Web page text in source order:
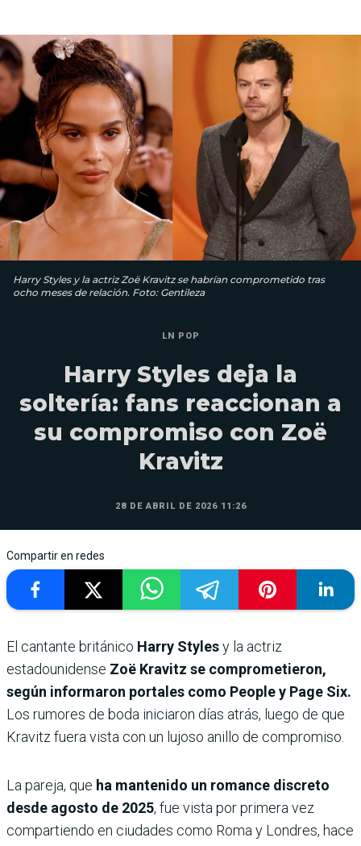
Harry Styles y la actriz Zoë Kravitz se habrían comprometido tras
ocho meses de relación. Foto: Gentileza
LN POP
Harry Styles deja la
soltería: fans reaccionan a
su compromiso con Zoë
Kravitz
28 DE ABRIL DE 2026 11:26
Compartir en redes
El cantante británico Harry Stylesy la actriz
estadounidense Zoë Kravitz se comprometieron,
según informaron portales como People y Page Six.
Los rumores de boda iniciaron días atrás, luego de que
Kravitz fuera vista con un lujoso anillo de compromiso.
​La pareja, que ha mantenido un romance discreto
desde agosto de 2025, fue vista por primera vez
compartiendo en ciudades como Roma y Londres, hace